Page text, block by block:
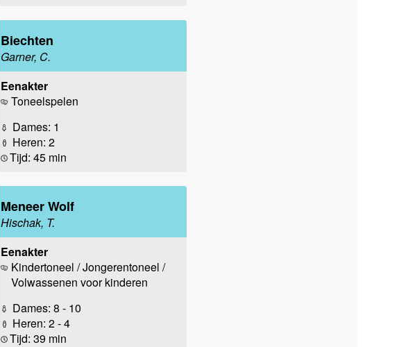
Biechten
Garner, C.
Eenakter
Toneelspelen
Dames: 1
Heren: 2
Tijd: 45 min
Meneer Wolf
Hischak, T.
Eenakter
Kindertoneel / Jongerentoneel /
Volwassenen voor kinderen
Dames: 8 - 10
Heren: 2 - 4
Tijd: 39 min